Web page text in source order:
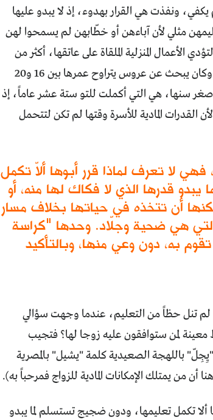
ونفذت هي القرار بهدوء، إذ لا يبدو عليها
مثلي لأن آباءهن أو خطّابهن لم يسمحوا لهن
المنزلية الملقاة على عاتقها، أكثر من
خاطب، منهم هذا الذي كان يريد الزواج خلال شهرين فقط، وكان يبحث عن عروس يتراوح عمرها بين 16 و20
سنها، هي التي أكملت للتو ستة عشر عاماً، إذ
القدرات المادية للأسرة وقتها لم تكن لتتحمل
لا تعرف لماذا قرر أبوها ألاّ تكمل
قدرها الذي لا فكاك لها منه، أو
أن تتخذه في حياتها بخلاف مسار
التي هي ضحية وجلّاد. وحدها "كراسة
به، دون وعي منها، وبالتأكيد
لم تنل حظاً من التعليم، عندما وجهت سؤالي
لمن ستوافقون عليه زوجا لها؟ فتجيب
باللهجة الصعيدية كلمة "يشيل" بالمصرية
من يمتلك الإمكانات المادية للزواج فمرحباً به).
ألا تكمل تعليمها، ودون ضجيج تستسلم لما يبدو